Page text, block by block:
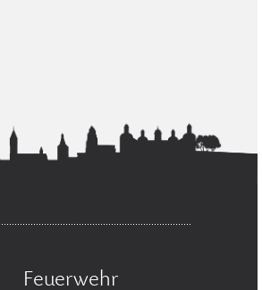
Feuerwehr